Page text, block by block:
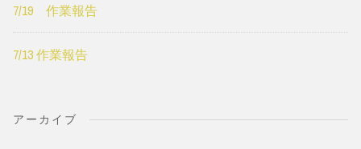
7/19 作業報告
7/13 作業報告
アーカイブ